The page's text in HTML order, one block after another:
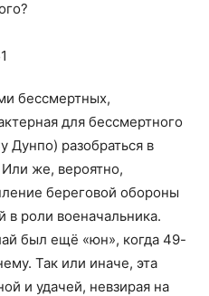
бессмертных,
для бессмертного
Дунпо) разобраться в
же, вероятно,
береговой обороны
в роли военачальника.
был ещё «юн», когда 49-
Так или иначе, эта
и удачей, невзирая на